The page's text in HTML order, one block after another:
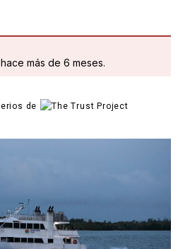
más de 6 meses.
de